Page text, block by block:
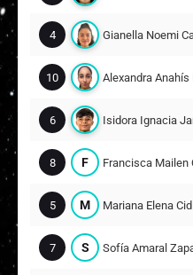
4 Gianella Noemi
10 Alexandra Anahís
6 Isidora Ignacia
8 F Francisca Mailen
5 M Mariana Elena
7 S Sofía Amaral